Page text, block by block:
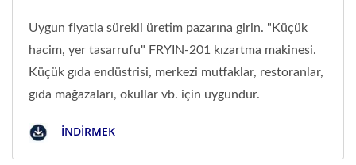
Uygun fiyatla sürekli üretim pazarına girin. "Küçük
hacim, yer tasarrufu" FRYIN-201 kızartma makinesi.
Küçük gıda endüstrisi, merkezi mutfaklar, restoranlar,
gıda mağazaları, okullar vb. için uygundur.
İNDIRMEK